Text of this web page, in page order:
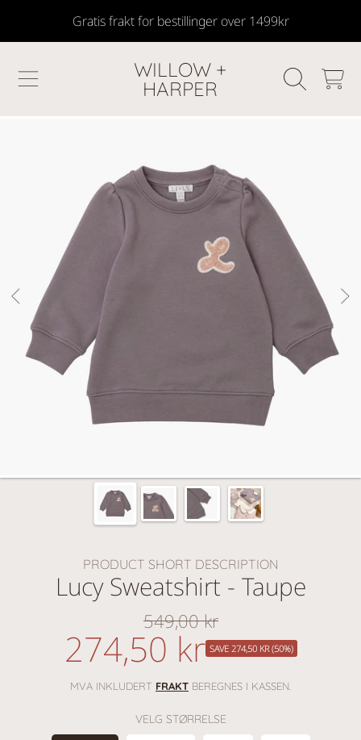
SKIP TO CONTENT
Gratis frakt for bestillinger over 1499kr
WILLOW +
HARPER
PRODUCT SHORT DESCRIPTION
Lucy Sweatshirt - Taupe
Vanlig
pris
549,00 kr
nedsatt
pris
274,50 kr SAVE 274,50 KR (50%)
MVA INKLUDERT FRAKT BEREGNES I KASSEN.
VELG STØRRELSE